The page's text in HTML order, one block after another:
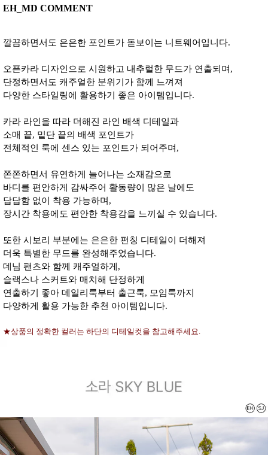
EH_MD COMMENT
깔끔하면서도 은은한 포인트가 돋보이는 니트웨어입니다.
오픈카라 디자인으로 시원하고 내추럴한 무드가 연출되며,
단정하면서도 캐주얼한 분위기가 함께 느껴져
다양한 스타일링에 활용하기 좋은 아이템입니다.
카라 라인을 따라 더해진 라인 배색 디테일과
소매 끝, 밑단 끝의 배색 포인트가
전체적인 룩에 센스 있는 포인트가 되어주며,
쫀쫀하면서 유연하게 늘어나는 소재감으로
바디를 편안하게 감싸주어 활동량이 많은 날에도
답답함 없이 착용 가능하며,
장시간 착용에도 편안한 착용감을 느끼실 수 있습니다.
또한 시보리 부분에는 은은한 펀칭 디테일이 더해져
더욱 특별한 무드를 완성해주었습니다.
데님 팬츠와 함께 캐주얼하게,
슬랙스나 스커트와 매치해 단정하게
연출하기 좋아 데일리룩부터 출근룩, 모임룩까지
다양하게 활용 가능한 추천 아이템입니다.
★상품의 정확한 컬러는 하단의 디테일컷을 참고해주세요.